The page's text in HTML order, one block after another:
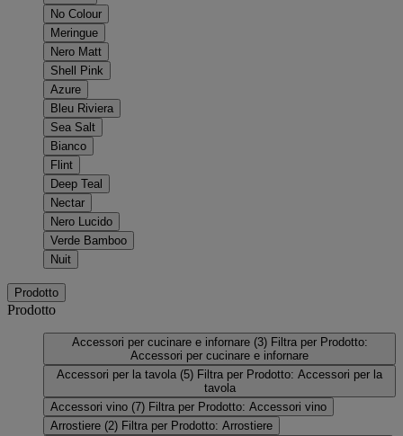
No Colour
Meringue
Nero Matt
Shell Pink
Azure
Bleu Riviera
Sea Salt
Bianco
Flint
Deep Teal
Nectar
Nero Lucido
Verde Bamboo
Nuit
Prodotto
Prodotto
Accessori per cucinare e infornare (3) Filtra per Prodotto:
Accessori per cucinare e infornare
Accessori per la tavola (5) Filtra per Prodotto: Accessori per la
tavola
Accessori vino (7) Filtra per Prodotto: Accessori vino
Arrostiere (2) Filtra per Prodotto: Arrostiere